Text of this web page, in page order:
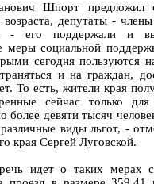
Шпорт предложил
возраста, депутаты -
- его поддержали и
меры социальной
сегодня пользуются
и на граждан,
То есть, жители края
сейчас только
девяти тысяч
виды льгот, -
края Сергей Луговской.
идет о таких мерах